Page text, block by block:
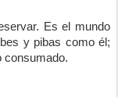
Es el mundo
y pibas como él;
consumado.